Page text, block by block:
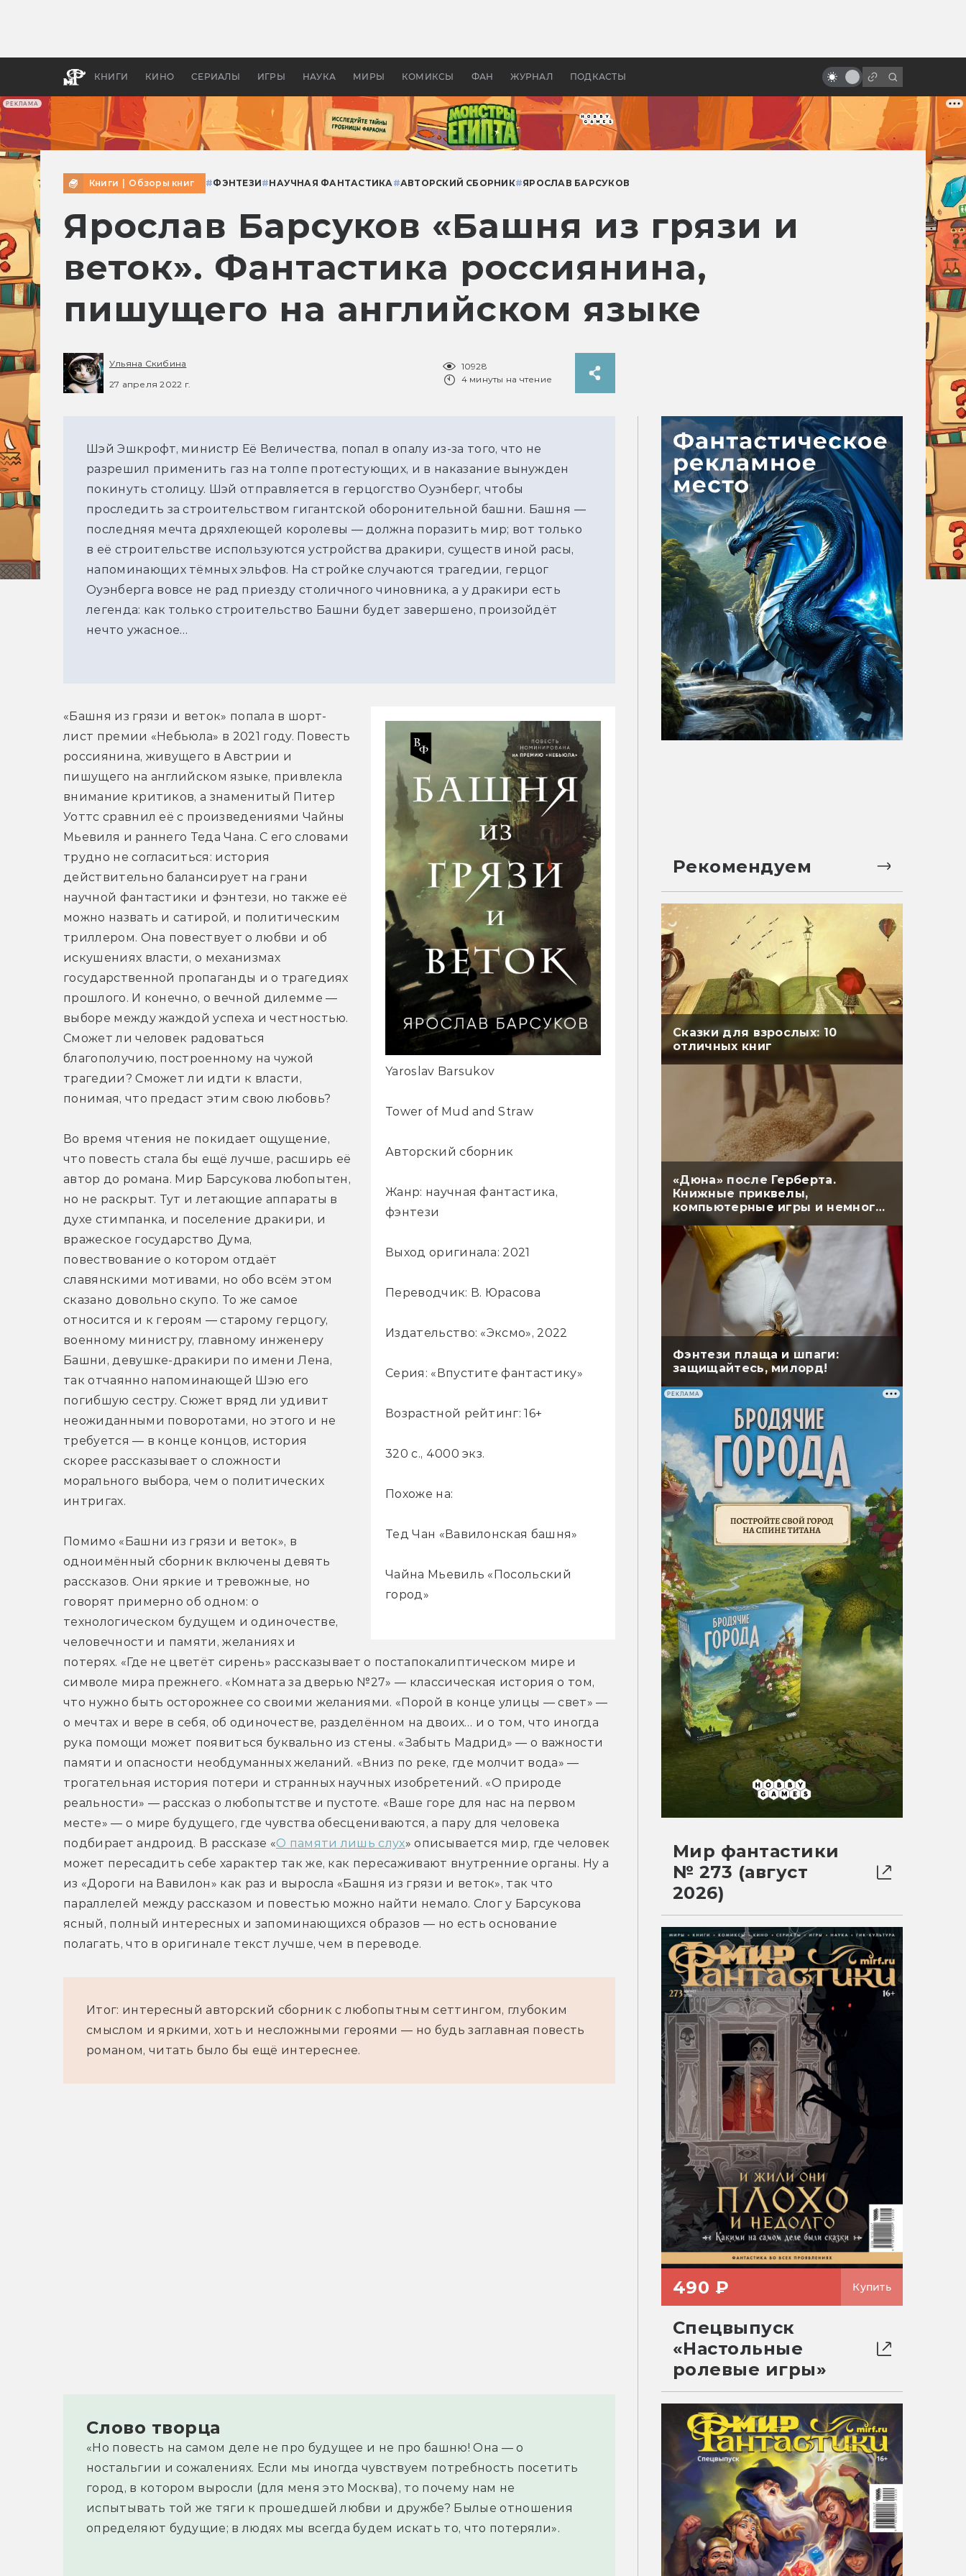
РЕКЛАМА
КНИГИ КИНО СЕРИАЛЫ ИГРЫ НАУКА МИРЫ КОМИКСЫ ФАН ЖУРНАЛ ПОДКАСТЫ
апокалипсис, в России —
бы «Властелина колец»
исландском кино
Книги Обзоры книг #ФЭНТЕЗИ#НАУЧНАЯ ФАНТАСТИКА#АВТОРСКИЙ СБОРНИК#ЯРОСЛАВ БАРСУКОВ
Ярослав Барсуков «Башня из грязи и
веток». Фантастика россиянина,
пишущего на английском языке
Ульяна Скибина
27 апреля 2022 г.
10928
4 минуты на чтение
Шэй Эшкрофт, министр Её Величества, попал в опалу из-за того, что не
разрешил применить газ на толпе протестующих, и в наказание вынужден
покинуть столицу. Шэй отправляется в герцогство Оуэнберг, чтобы
проследить за строительством гигантской оборонительной башни. Башня —
последняя мечта дряхлеющей королевы — должна поразить мир; вот только
в её строительстве используются устройства дракири, существ иной расы,
напоминающих тёмных эльфов. На стройке случаются трагедии, герцог
Оуэнберга вовсе не рад приезду столичного чиновника, а у дракири есть
легенда: как только строительство Башни будет завершено, произойдёт
нечто ужасное…
Yaroslav Barsukov
Tower of Mud and Straw
Авторский сборник
Жанр: научная фантастика,
фэнтези
Выход оригинала: 2021
Переводчик: В. Юрасова
Издательство: «Эксмо», 2022
Серия: «Впустите фантастику»
Возрастной рейтинг: 16+
320 с., 4000 экз.
Похоже на:
Тед Чан «Вавилонская башня»
Чайна Мьевиль «Посольский
город»
«Башня из грязи и веток» попала в шорт-
лист премии «Небьюла» в 2021 году. Повесть
россиянина, живущего в Австрии и
пишущего на английском языке, привлекла
внимание критиков, а знаменитый Питер
Уоттс сравнил её с произведениями Чайны
Мьевиля и раннего Теда Чана. С его словами
трудно не согласиться: история
действительно балансирует на грани
научной фантастики и фэнтези, но также её
можно назвать и сатирой, и политическим
триллером. Она повествует о любви и об
искушениях власти, о механизмах
государственной пропаганды и о трагедиях
прошлого. И конечно, о вечной дилемме —
выборе между жаждой успеха и честностью.
Сможет ли человек радоваться
благополучию, построенному на чужой
трагедии? Сможет ли идти к власти,
понимая, что предаст этим свою любовь?
Во время чтения не покидает ощущение,
что повесть стала бы ещё лучше, расширь её
автор до романа. Мир Барсукова любопытен,
но не раскрыт. Тут и летающие аппараты в
духе стимпанка, и поселение дракири, и
вражеское государство Дума,
повествование о котором отдаёт
славянскими мотивами, но обо всём этом
сказано довольно скупо. То же самое
относится и к героям — старому герцогу,
военному министру, главному инженеру
Башни, девушке-дракири по имени Лена,
так отчаянно напоминающей Шэю его
погибшую сестру. Сюжет вряд ли удивит
неожиданными поворотами, но этого и не
требуется — в конце концов, история
скорее рассказывает о сложности
морального выбора, чем о политических
интригах.
Помимо «Башни из грязи и веток», в
одноимённый сборник включены девять
рассказов. Они яркие и тревожные, но
говорят примерно об одном: о
технологическом будущем и одиночестве,
человечности и памяти, желаниях и
потерях. «Где не цветёт сирень» рассказывает о постапокалиптическом мире и
символе мира прежнего. «Комната за дверью №27» — классическая история о том,
что нужно быть осторожнее со своими желаниями. «Порой в конце улицы — свет» —
о мечтах и вере в себя, об одиночестве, разделённом на двоих… и о том, что иногда
рука помощи может появиться буквально из стены. «Забыть Мадрид» — о важности
памяти и опасности необдуманных желаний. «Вниз по реке, где молчит вода» —
трогательная история потери и странных научных изобретений. «О природе
реальности» — рассказ о любопытстве и пустоте. «Ваше горе для нас на первом
месте» — о мире будущего, где чувства обесцениваются, а пару для человека
подбирает андроид. В рассказе «О памяти лишь слух» описывается мир, где человек
может пересадить себе характер так же, как пересаживают внутренние органы. Ну а
из «Дороги на Вавилон» как раз и выросла «Башня из грязи и веток», так что
параллелей между рассказом и повестью можно найти немало. Слог у Барсукова
ясный, полный интересных и запоминающихся образов — но есть основание
полагать, что в оригинале текст лучше, чем в переводе.
Итог: интересный авторский сборник с любопытным сеттингом, глубоким
смыслом и яркими, хоть и несложными героями — но будь заглавная повесть
романом, читать было бы ещё интереснее.
Слово творца
«Но повесть на самом деле не про будущее и не про башню! Она — о
ностальгии и сожалениях. Если мы иногда чувствуем потребность посетить
город, в котором выросли (для меня это Москва), то почему нам не
испытывать той же тяги к прошедшей любви и дружбе? Былые отношения
определяют будущие; в людях мы всегда будем искать то, что потеряли».
Рекомендуем
Сказки для взрослых: 10
отличных книг
«Дюна» после Герберта.
Книжные приквелы,
компьютерные игры и немного
настолок
Фэнтези плаща и шпаги:
защищайтесь, милорд!
РЕКЛАМА
Мир фантастики
№ 273 (август
2026)
490 ₽ Купить
Спецвыпуск
«Настольные
ролевые игры»